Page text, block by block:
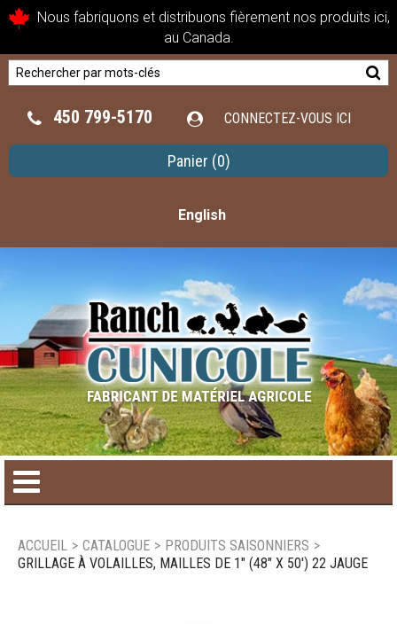
Nous fabriquons et distribuons fièrement nos produits ici,
au Canada.
450 799-5170 CONNECTEZ-VOUS ICI
Panier (0)
English
ACCUEIL > CATALOGUE > PRODUITS SAISONNIERS >
GRILLAGE À VOLAILLES, MAILLES DE 1" (48" X 50') 22 JAUGE